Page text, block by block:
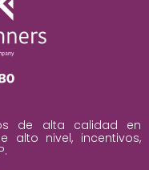
de alta calidad en
alto nivel, incentivos,